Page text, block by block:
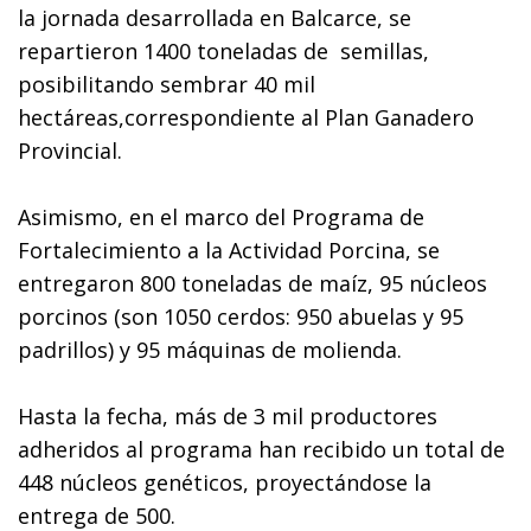
la jornada desarrollada en Balcarce, se
repartieron 1400 toneladas de semillas,
posibilitando sembrar 40 mil
hectáreas,correspondiente al Plan Ganadero
Provincial.
Asimismo, en el marco del Programa de
Fortalecimiento a la Actividad Porcina, se
entregaron 800 toneladas de maíz, 95 núcleos
porcinos (son 1050 cerdos: 950 abuelas y 95
padrillos) y 95 máquinas de molienda.
Hasta la fecha, más de 3 mil productores
adheridos al programa han recibido un total de
448 núcleos genéticos, proyectándose la
entrega de 500.